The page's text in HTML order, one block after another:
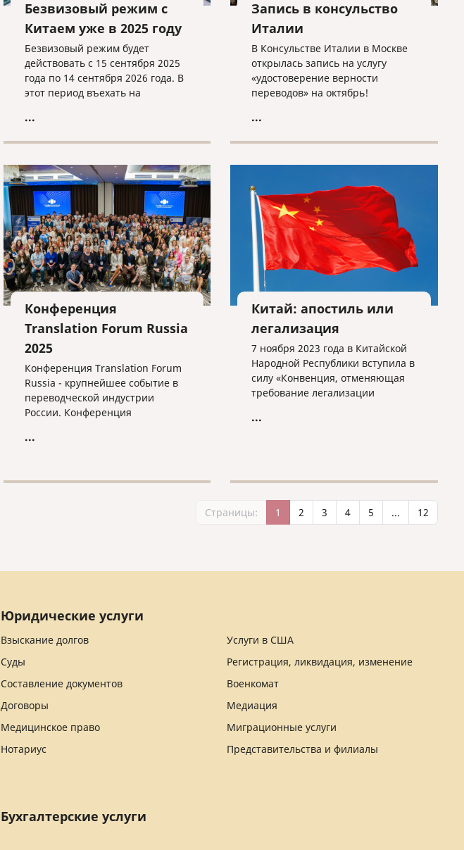
Безвизовый режим с
Китаем уже в 2025 году
Безвизовый режим будет
действовать с 15 сентября 2025
года по 14 сентября 2026 года. В
этот период въехать на
смогут на срок до 30 дней.
...
Запись в консульство
Италии
В Консульстве Италии в Москве
открылась запись на услугу
«удостоверение верности
переводов» на октябрь!
...
Конференция
Translation Forum Russia
2025
Конференция Translation Forum
Russia - крупнейшее событие в
переводческой индустрии
России. Конференция
года. Грядущий 2025 год не
...
Китай: апостиль или
легализация
7 ноября 2023 года в Китайской
Народной Республики вступила в
силу «Конвенция, отменяющая
требование легализации
документов» от 5 октября 1961
...
Страницы: 1 2 3 4 5 ... 12
Юридические услуги
Взыскание долгов
Услуги в США
Суды
Регистрация, ликвидация, изменение
Составление документов
Военкомат
Договоры
Медиация
Медицинское право
Миграционные услуги
Нотариус
Представительства и филиалы
Бухгалтерские услуги